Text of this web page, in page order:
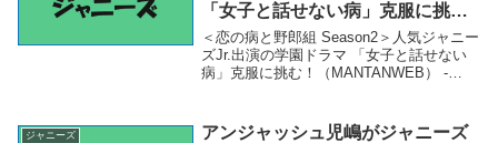
「女子と話せない病」克服に挑
む！（MANTANWEB） – Yahoo!
ニュース – Yahoo!ニュース
＜恋の病と野郎組 Season2＞人気ジャニー
ズJr.出演の学園ドラマ 「女子と話せない
病」克服に挑む！（MANTANWEB） -
＞人気ジ...
ジャニーズ
アンジャッシュ児嶋がジャニーズ